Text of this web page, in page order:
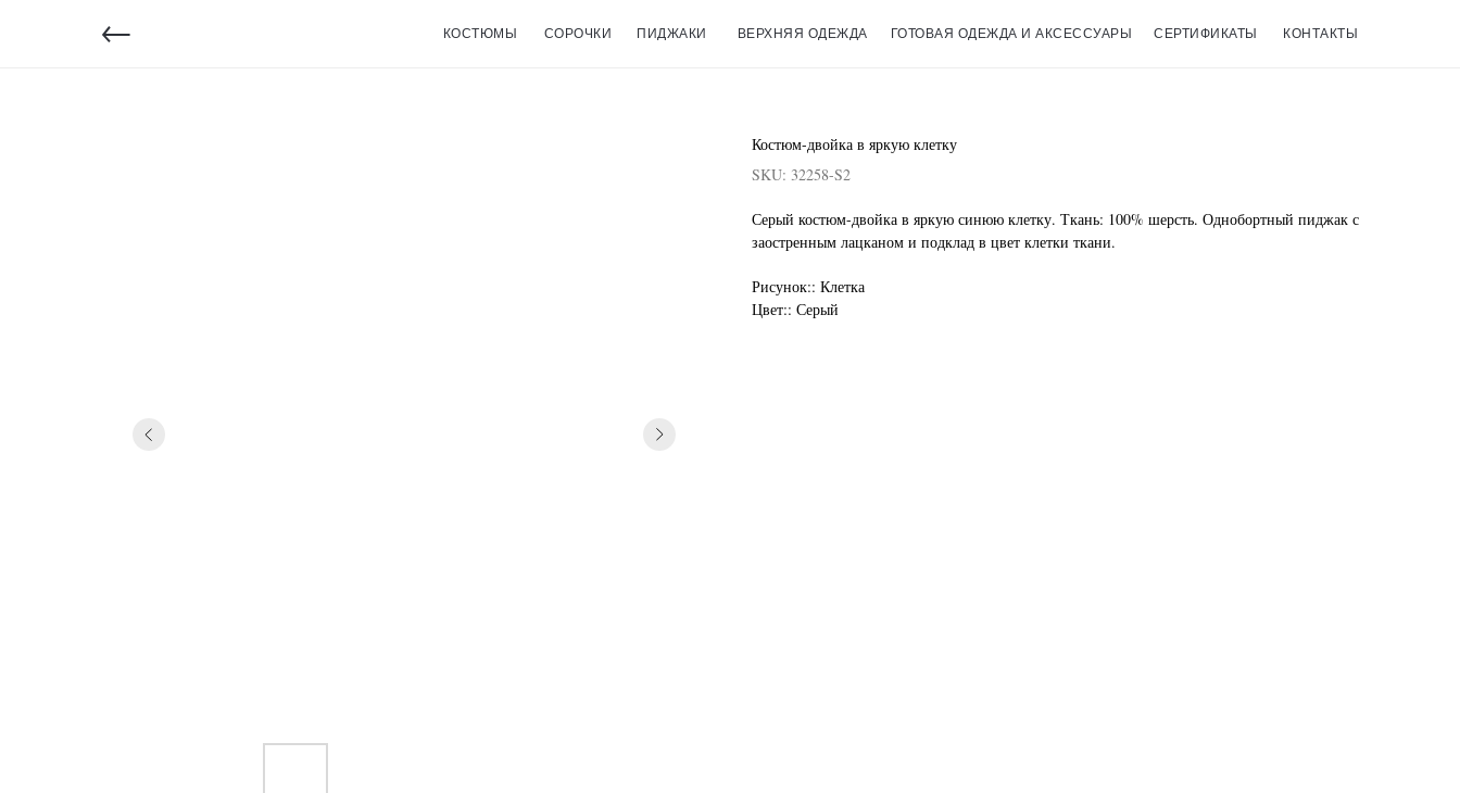
КОСТЮМЫ
← СОРОЧКИ ПИДЖАКИ ВЕРХНЯЯ ОДЕЖДА ГОТОВАЯ ОДЕЖДА И АКСЕССУАРЫ СЕРТИФИКАТЫ КОНТАКТЫ
Костюм-двойка в яркую клетку
SKU: 32258-S2
Серый костюм-двойка в яркую синюю клетку. Ткань: 100% шерсть. Однобортный пиджак с
заостренным лацканом и подклад в цвет клетки ткани.
Рисунок:: Клетка
Цвет:: Серый